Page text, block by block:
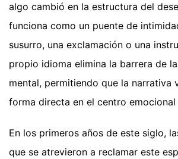
algo cambió en la estructura del
funciona como un puente de
susurro, una exclamación o una
propio idioma elimina la barrera de
mental, permitiendo que la narrativa
forma directa en el centro
En los primeros años de este siglo,
que se atrevieron a reclamar este